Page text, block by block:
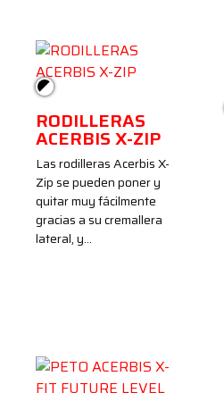
Negro/Blanco
RODILLERAS
ACERBIS X-ZIP
Las rodilleras Acerbis X-
Zip se pueden poner y
quitar muy fácilmente
gracias a su cremallera
lateral, y…